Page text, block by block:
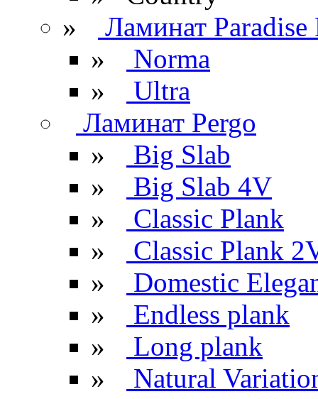
»
Ламинат Paradise
»
Norma
»
Ultra
Ламинат Pergo
»
Big Slab
»
Big Slab 4V
»
Classic Plank
»
Classic Plank
»
Domestic
»
Endless plank
»
Long plank
»
Natural